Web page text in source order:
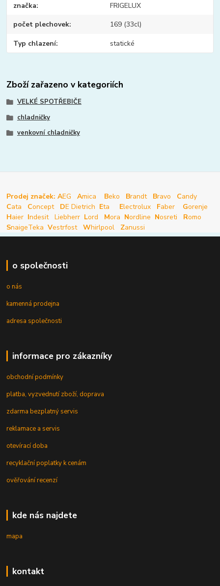
značka FRIGELUX
počet plechovek 169 (33cl)
Typ chlazení statické
Zboží zařazeno v kategoriích
VELKÉ SPOTŘEBIČE
chladničky
venkovní chladničky
Prodej značek: AEG Amica Beko Brandt Bravo Candy
Cata Concept DE Dietrich Eta Electrolux Faber Gorenje
Haier Indesit Liebherr Lord Mora Nordline Nosreti Romo
SnaigeTeka Vestrfost Whirlpool Zanussi
o společnosti
o nás
kamenná prodejna
adresa společnosti
informace pro zákazníky
obchodní podmínky
platba, vyzvednutí zboží, doprava
zdarma bezplatný servis
reklamace a servis
otevírací doba
recyklační poplatky k cenám
ověřování recenzí
kde nás najdete
mapa
kontakt